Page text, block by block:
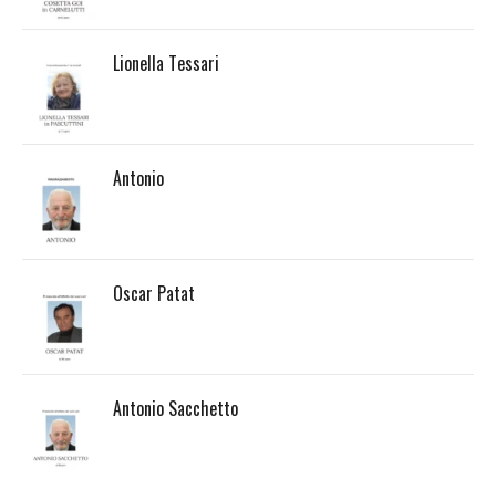
Lionella Tessari
Antonio
Oscar Patat
Antonio Sacchetto